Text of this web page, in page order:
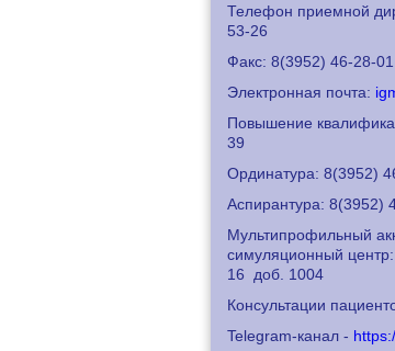
Телефон приемной
53-26
Факс: 8(3952) 46-28-01
Электронная почта:
Повышение
39
Ординатура: 8(3952)
Аспирантура: 8(3952)
Мультипрофильный
симуляционный
16
доб. 1004
Консультации
Telegram-канал -